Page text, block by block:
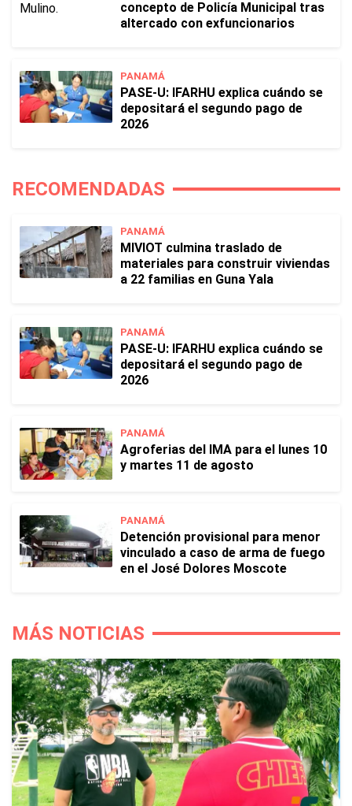
concepto de Policía Municipal tras
altercado con exfuncionarios
PANAMÁ
PASE-U: IFARHU explica cuándo se
depositará el segundo pago de
2026
RECOMENDADAS
PANAMÁ
MIVIOT culmina traslado de
materiales para construir viviendas
a 22 familias en Guna Yala
PANAMÁ
PASE-U: IFARHU explica cuándo se
depositará el segundo pago de
2026
PANAMÁ
Agroferias del IMA para el lunes 10
y martes 11 de agosto
PANAMÁ
Detención provisional para menor
vinculado a caso de arma de fuego
en el José Dolores Moscote
MÁS NOTICIAS